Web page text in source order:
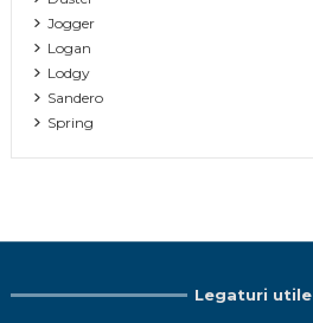
Jogger
Logan
Lodgy
Sandero
Spring
Legaturi utile